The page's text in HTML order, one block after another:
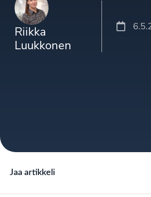
Riikka
Luukkonen
Jaa artikkeli